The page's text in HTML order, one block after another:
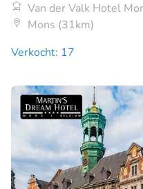
Van der Valk Hotel
Mons (31km)
Verkocht: 17